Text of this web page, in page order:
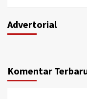
Advertorial
Komentar